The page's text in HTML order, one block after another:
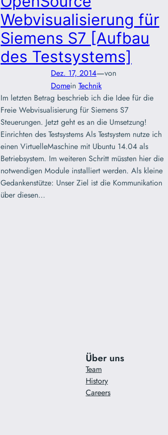
Webvisualisierung für
Siemens S7 [Aufbau
des Testsystems]
Dez. 17, 2014—von
Domein Technik
Im letzten Betrag beschrieb ich die Idee für die
Freie Webvisualisierung für Siemens S7
Steuerungen. Jetzt geht es an die Umsetzung!
Einrichten des Testsystems Als Testsystem nutze ich
einen VirtuelleMaschine mit Ubuntu 14.04 als
Betriebsystem. Im weiteren Schritt müssten hier die
notwendigen Module installiert werden. Als kleine
Gedankenstütze: Unser Ziel ist die Kommunikation
über diesen…
Über uns
Team
History
Careers